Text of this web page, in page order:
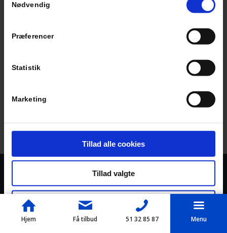
Nødvendig
Præferencer
Statistik
Marketing
Tillad alle cookies
Tillad valgte
Kun nødvendige cookies
KONTAKT OS
Ib Rasmussen Elektric
Bispebjergvej 68
2400 København NV
Hjem Få tilbud 51 32 85 87 Menu